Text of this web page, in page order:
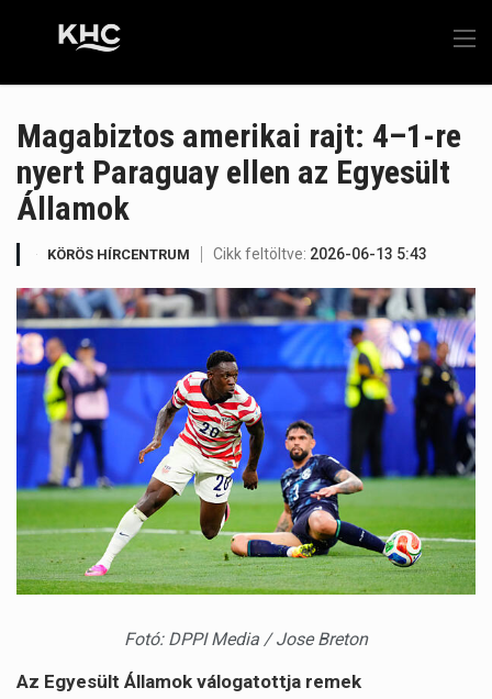
Magabiztos amerikai rajt: 4–1-re
nyert Paraguay ellen az Egyesült
Államok
KÖRÖS HÍRCENTRUM Cikk feltöltve: 2026-06-13 5:43
Fotó: DPPI Media / Jose Breton
Az Egyesült Államok válogatottja remek